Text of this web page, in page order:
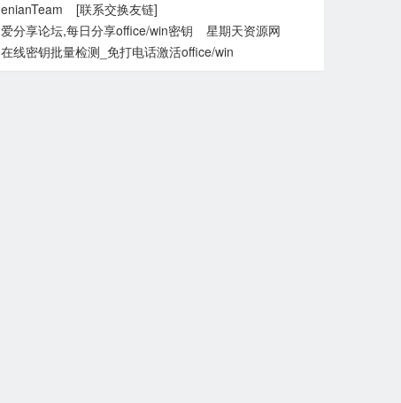
enianTeam
[联系交换友链]
爱分享论坛,每日分享office/win密钥
星期天资源网
在线密钥批量检测_免打电话激活office/win